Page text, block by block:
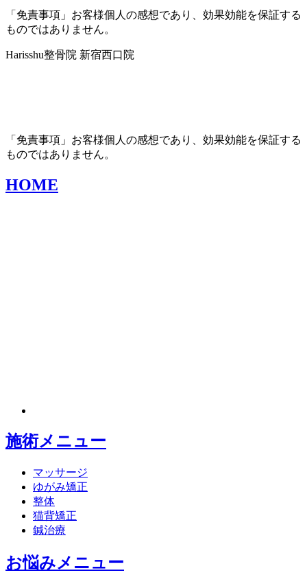
「免責事項」お客様個人の感想であり、効果効能を保証する
ものではありません。
Harisshu整骨院 新宿西口院
「免責事項」お客様個人の感想であり、効果効能を保証する
ものではありません。
HOME
施術メニュー
マッサージ
ゆがみ矯正
整体
猫背矯正
鍼治療
お悩みメニュー